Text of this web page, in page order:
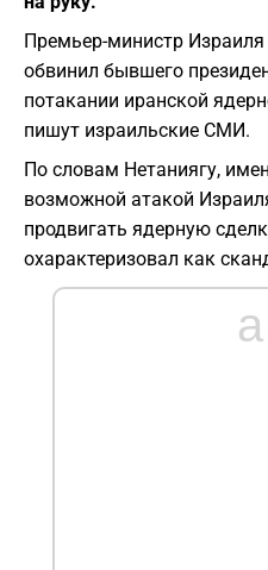
Премьер-министр
обвинил бывшего
потакании иранской
пишут израильские СМИ.
По словам Нетаниягу,
возможной атакой
продвигать ядерную
охарактеризовал как